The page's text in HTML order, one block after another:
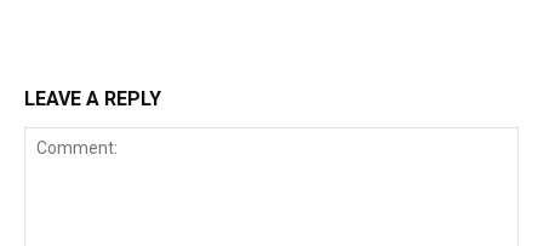
LEAVE A REPLY